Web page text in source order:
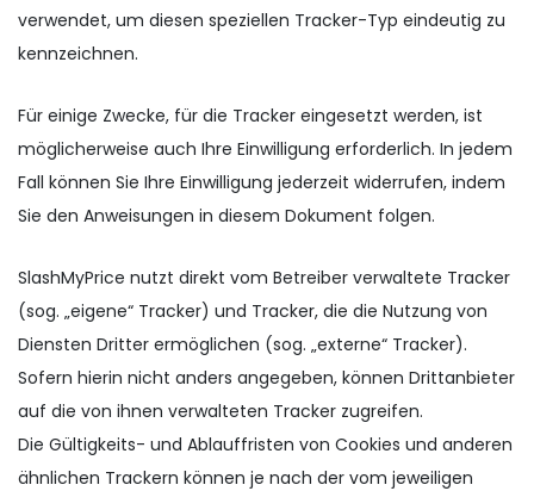
verwendet, um diesen speziellen Tracker-Typ eindeutig zu
kennzeichnen.
Für einige Zwecke, für die Tracker eingesetzt werden, ist
möglicherweise auch Ihre Einwilligung erforderlich. In jedem
Fall können Sie Ihre Einwilligung jederzeit widerrufen, indem
Sie den Anweisungen in diesem Dokument folgen.
SlashMyPrice nutzt direkt vom Betreiber verwaltete Tracker
(sog. „eigene“ Tracker) und Tracker, die die Nutzung von
Diensten Dritter ermöglichen (sog. „externe“ Tracker).
Sofern hierin nicht anders angegeben, können Drittanbieter
auf die von ihnen verwalteten Tracker zugreifen.
Die Gültigkeits- und Ablauffristen von Cookies und anderen
ähnlichen Trackern können je nach der vom jeweiligen